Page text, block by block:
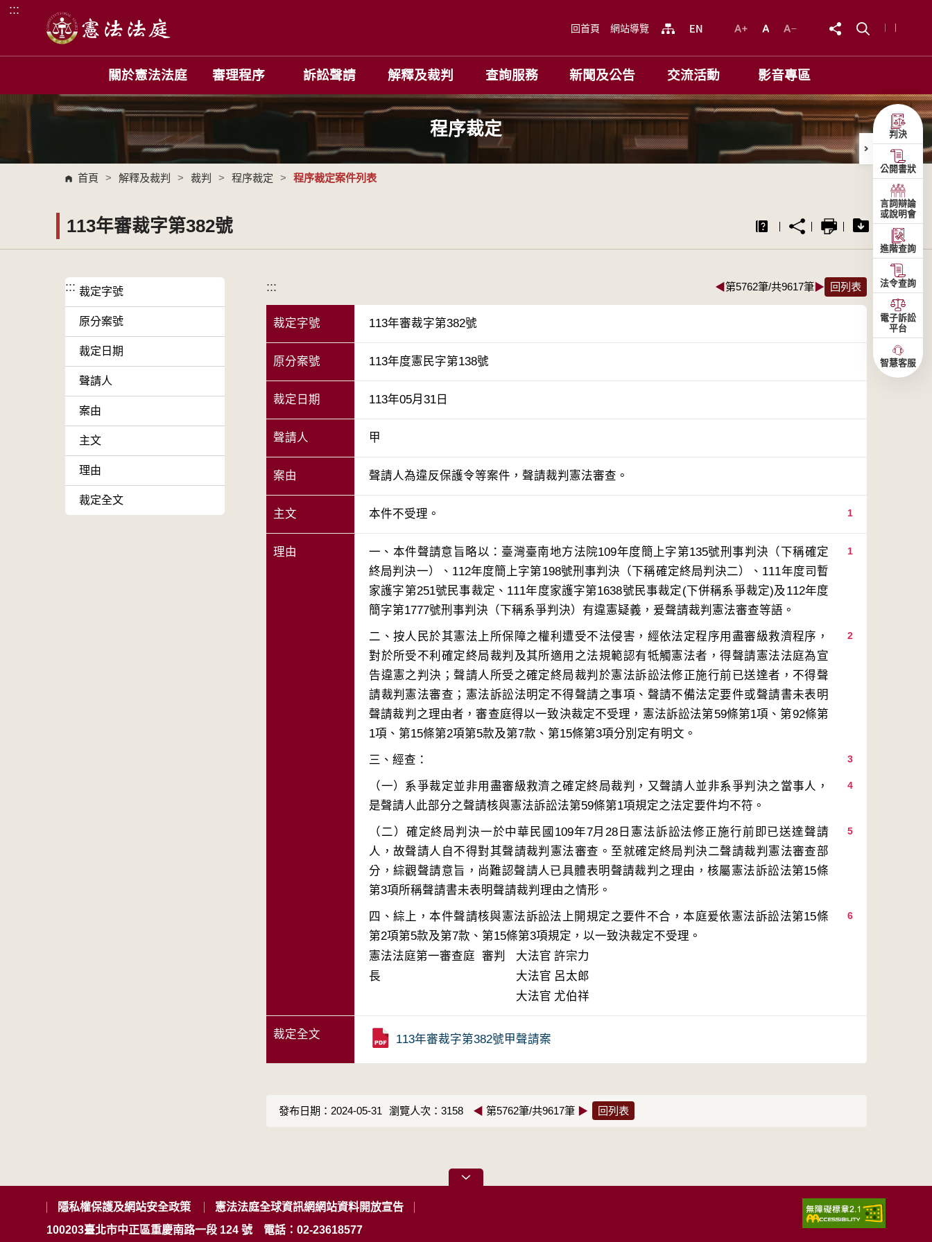
跳到主要內容區塊
:::
回首頁 網站導覽
關於憲法法庭 審理程序 訴訟聲請 解釋及裁判 查詢服務 新聞及公告 交流活動 影音專區
程序裁定
首頁 > 解釋及裁判 > 裁判 > 程序裁定 > 程序裁定案件列表
113年審裁字第382號
::: 裁定字號
原分案號
裁定日期
聲請人
案由
主文
理由
裁定全文
::: ◀第5762筆/共9617筆▶ 回列表
裁定字號 113年審裁字第382號
原分案號 113年度憲民字第138號
裁定日期 113年05月31日
聲請人 甲
案由 聲請人為違反保護令等案件，聲請裁判憲法審查。
主文 1
本件不受理。
理由 1
一、本件聲請意旨略以：臺灣臺南地方法院109年度簡上字第135號刑事判決（下稱確定
終局判決一）、112年度簡上字第198號刑事判決（下稱確定終局判決二）、111年度司暫
家護字第251號民事裁定、111年度家護字第1638號民事裁定(下併稱系爭裁定)及112年度
2
二、按人民於其憲法上所保障之權利遭受不法侵害，經依法定程序用盡審級救濟程序，
對於所受不利確定終局裁判及其所適用之法規範認有牴觸憲法者，得聲請憲法法庭為宣
告違憲之判決；聲請人所受之確定終局裁判於憲法訴訟法修正施行前已送達者，不得聲
請裁判憲法審查；憲法訴訟法明定不得聲請之事項、聲請不備法定要件或聲請書未表明
聲請裁判之理由者，審查庭得以一致決裁定不受理，憲法訴訟法第59條第1項、第92條第
3
4
（一）系爭裁定並非用盡審級救濟之確定終局裁判，又聲請人並非系爭判決之當事人，
5
（二）確定終局判決一於中華民國109年7月28日憲法訴訟法修正施行前即已送達聲請
人，故聲請人自不得對其聲請裁判憲法審查。至就確定終局判決二聲請裁判憲法審查部
分，綜觀聲請意旨，尚難認聲請人已具體表明聲請裁判之理由，核屬憲法訴訟法第15條
6
四、綜上，本件聲請核與憲法訴訟法上開規定之要件不合，本庭爰依憲法訴訟法第15條
第2項第5款及第7款、第15條第3項規定，以一致決裁定不受理。
憲法法庭第一審查庭 審判
長
大法官 許宗力
大法官 呂太郎
大法官 尤伯祥
裁定全文 113年審裁字第382號甲聲請案
發布日期：2024-05-31 瀏覽人次：3158 ◀ 第5762筆/共9617筆 ▶ 回列表
隱私權保護及網站安全政策
憲法法庭全球資訊網網站資料開放宣告
100203臺北市中正區重慶南路一段 124 號
電話：02-23618577
判決
公開書狀
言詞辯論
或說明會
進階查詢
法令查詢
電子訴訟
平台
智慧客服